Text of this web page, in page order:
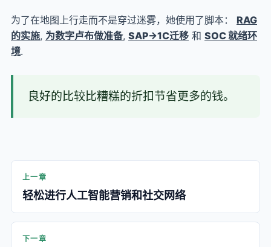
为了在地图上行走而不是穿过迷雾，她使用了脚本： RAG
的实施, 为数字卢布做准备, SAP→1C迁移 和 SOC 就绪环
境.
良好的比较比糟糕的折扣节省更多的钱。
上一章
轻松进行人工智能营销和社交网络
下一章